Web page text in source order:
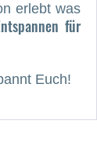
erlebt was
für
Euch!